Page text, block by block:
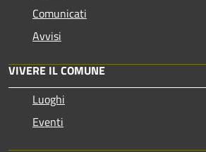
Comunicati
Avvisi
VIVERE IL COMUNE
Luoghi
Eventi